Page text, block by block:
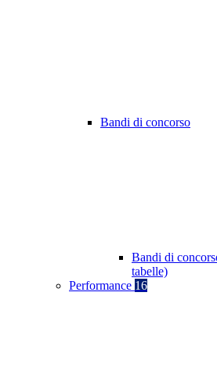
Bandi di concorso
Bandi di
tabelle)
Performance 16